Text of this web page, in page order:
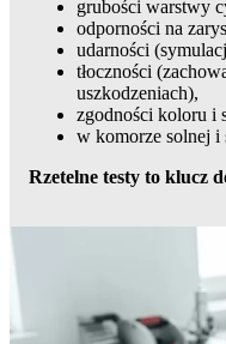
grubości warstwy
odporności na
udarności
tłoczności
uszkodzeniach),
zgodności koloru i
w komorze solnej i
Rzetelne testy to klucz